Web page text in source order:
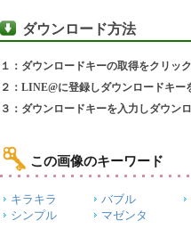
ダウンロード方法
１：ダウンロードキーの取得をクリック
２：LINE@に登録しダウンロードキー
３：ダウンロードキーを入力しダウン
この画像のキーワード
キラキラ バブル
シンプル
マゼンタ